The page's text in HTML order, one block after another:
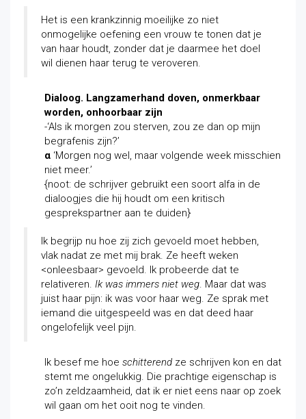
Het is een krankzinnig moeilijke zo niet
onmogelijke oefening een vrouw te tonen dat je
van haar houdt, zonder dat je daarmee het doel
wil dienen haar terug te veroveren.
Dialoog. Langzamerhand doven, onmerkbaar
worden, onhoorbaar zijn
-‘Als ik morgen zou sterven, zou ze dan op mijn
begrafenis zijn?’
α ‘Morgen nog wel, maar volgende week misschien
niet meer.’
{noot: de schrijver gebruikt een soort alfa in de
dialoogjes die hij houdt om een kritisch
gesprekspartner aan te duiden}
Ik begrijp nu hoe zij zich gevoeld moet hebben,
vlak nadat ze met mij brak. Ze heeft weken
<onleesbaar> gevoeld. Ik probeerde dat te
relativeren. Ik was immers niet weg. Maar dat was
juist haar pijn: ik was voor haar weg. Ze sprak met
iemand die uitgespeeld was en dat deed haar
ongelofelijk veel pijn.
Ik besef me hoe schitterend ze schrijven kon en dat
stemt me ongelukkig. Die prachtige eigenschap is
zo’n zeldzaamheid, dat ik er niet eens naar op zoek
wil gaan om het ooit nog te vinden.